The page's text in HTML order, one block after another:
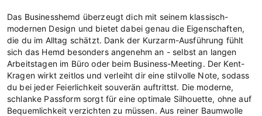
Das Businesshemd überzeugt dich mit seinem klassisch-
modernen Design und bietet dabei genau die Eigenschaften,
die du im Alltag schätzt. Dank der Kurzarm-Ausführung fühlt
sich das Hemd besonders angenehm an - selbst an langen
Arbeitstagen im Büro oder beim Business-Meeting. Der Kent-
Kragen wirkt zeitlos und verleiht dir eine stilvolle Note, sodass
du bei jeder Feierlichkeit souverän auftrittst. Die moderne,
schlanke Passform sorgt für eine optimale Silhouette, ohne auf
Bequemlichkeit verzichten zu müssen. Aus reiner Baumwolle